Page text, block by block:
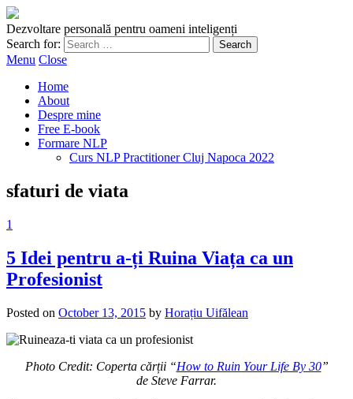
Dezvoltare personală pentru oameni inteligenți
Search for:
Menu Close
Home
About
Despre mine
Free E-book
Formare NLP
Curs NLP Practitioner Cluj Napoca 2022
sfaturi de viata
1
5 Idei pentru a-ți Ruina Viața ca un
Profesionist
Posted on October 13, 2015 by Horațiu Uifălean
Photo Credit: Coperta cărții “How to Ruin Your Life By 30”
de Steve Farrar.